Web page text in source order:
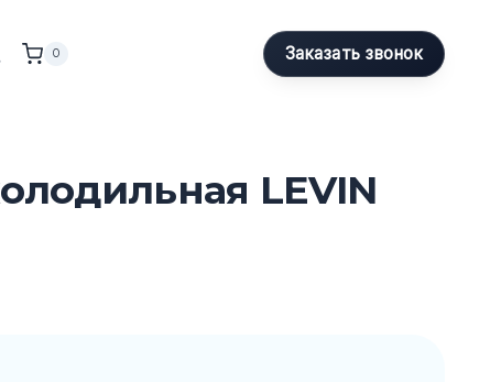
0 Заказать звонок
LEVIN